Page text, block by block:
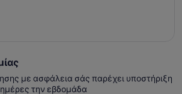
με ασφάλεια σάς παρέχει υποστήριξη
την εβδομάδα